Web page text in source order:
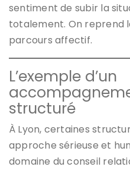
sentiment de subir la
totalement. On reprend
parcours affectif.
L’exemple d’un
structuré
À Lyon, certaines
approche sérieuse et
domaine du conseil